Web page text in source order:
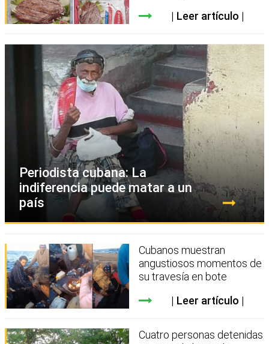
Leer artículo
Periodista cubana: La
indiferencia puede matar a un
país
Cubanos muestran
angustiosos momentos de
su travesía en bote
Leer artículo
Cuatro personas detenidas